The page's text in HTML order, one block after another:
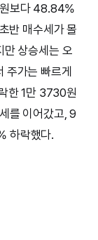
보다 48.84%
반 매수세가 몰
상승세는 오
주가는 빠르게
한 1만 3730원
를 이어갔고, 9
하락했다.